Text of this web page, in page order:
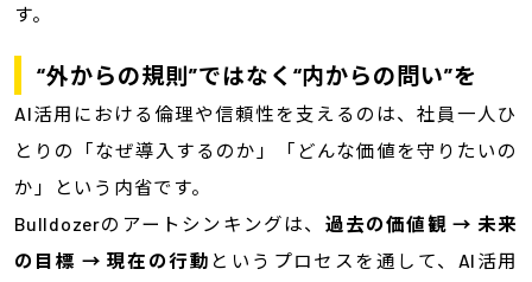
す。
“外からの規則”ではなく“内からの問い”を
AI活用における倫理や信頼性を支えるのは、社員一人ひ
とりの「なぜ導入するのか」「どんな価値を守りたいの
か」という内省です。
Bulldozerのアートシンキングは、 過去の価値観 → 未来
の目標 → 現在の行動 というプロセスを通して、AI活用